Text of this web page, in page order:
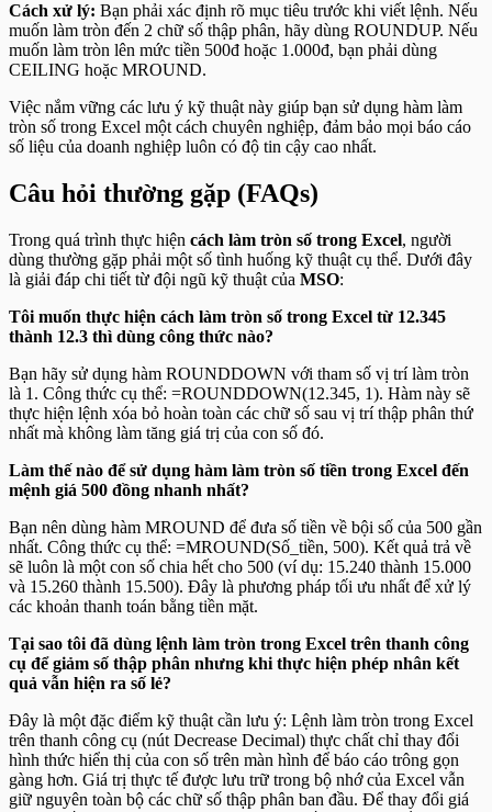
Cách xử lý: Bạn phải xác định rõ mục tiêu trước khi viết lệnh. Nếu
muốn làm tròn đến 2 chữ số thập phân, hãy dùng ROUNDUP. Nếu
muốn làm tròn lên mức tiền 500đ hoặc 1.000đ, bạn phải dùng
CEILING hoặc MROUND.
Việc nắm vững các lưu ý kỹ thuật này giúp bạn sử dụng hàm làm
tròn số trong Excel một cách chuyên nghiệp, đảm bảo mọi báo cáo
số liệu của doanh nghiệp luôn có độ tin cậy cao nhất.
Câu hỏi thường gặp (FAQs)
Trong quá trình thực hiện cách làm tròn số trong Excel, người
dùng thường gặp phải một số tình huống kỹ thuật cụ thể. Dưới đây
là giải đáp chi tiết từ đội ngũ kỹ thuật của MSO:
Tôi muốn thực hiện cách làm tròn số trong Excel từ 12.345
thành 12.3 thì dùng công thức nào?
Bạn hãy sử dụng hàm ROUNDDOWN với tham số vị trí làm tròn
là 1. Công thức cụ thể: =ROUNDDOWN(12.345, 1). Hàm này sẽ
thực hiện lệnh xóa bỏ hoàn toàn các chữ số sau vị trí thập phân thứ
nhất mà không làm tăng giá trị của con số đó.
Làm thế nào để sử dụng hàm làm tròn số tiền trong Excel đến
mệnh giá 500 đồng nhanh nhất?
Bạn nên dùng hàm MROUND để đưa số tiền về bội số của 500 gần
nhất. Công thức cụ thể: =MROUND(Số_tiền, 500). Kết quả trả về
sẽ luôn là một con số chia hết cho 500 (ví dụ: 15.240 thành 15.000
và 15.260 thành 15.500). Đây là phương pháp tối ưu nhất để xử lý
các khoản thanh toán bằng tiền mặt.
Tại sao tôi đã dùng lệnh làm tròn trong Excel trên thanh công
cụ để giảm số thập phân nhưng khi thực hiện phép nhân kết
quả vẫn hiện ra số lẻ?
Đây là một đặc điểm kỹ thuật cần lưu ý: Lệnh làm tròn trong Excel
trên thanh công cụ (nút Decrease Decimal) thực chất chỉ thay đổi
hình thức hiển thị của con số trên màn hình để báo cáo trông gọn
gàng hơn. Giá trị thực tế được lưu trữ trong bộ nhớ của Excel vẫn
giữ nguyên toàn bộ các chữ số thập phân ban đầu. Để thay đổi giá